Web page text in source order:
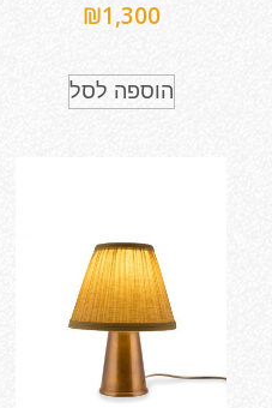
₪1,300
הוספה לסל